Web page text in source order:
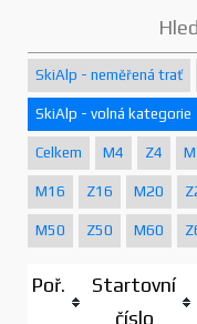
SkiAlp - neměřená trať
SkiAlp - volná kategorie
Celkem M4 Z4
M16 Z16 M20
M50 Z50 M60
Poř.
Startovní
číslo